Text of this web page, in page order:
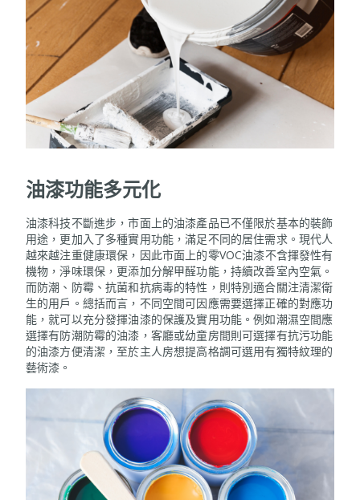
油漆功能多元化
油漆科技不斷進步，市面上的油漆產品已不僅限於基本的裝飾
用途，更加入了多種實用功能，滿足不同的居住需求。現代人
越來越注重健康環保，因此市面上的零VOC油漆不含揮發性有
機物，淨味環保，更添加分解甲醛功能，持續改善室內空氣。
而防潮、防霉、抗菌和抗病毒的特性，則特別適合關注清潔衛
生的用戶。總括而言，不同空間可因應需要選擇正確的對應功
能，就可以充分發揮油漆的保護及實用功能。例如潮濕空間應
選擇有防潮防霉的油漆，客廳或幼童房間則可選擇有抗污功能
的油漆方便清潔，至於主人房想提高格調可選用有獨特紋理的
藝術漆。